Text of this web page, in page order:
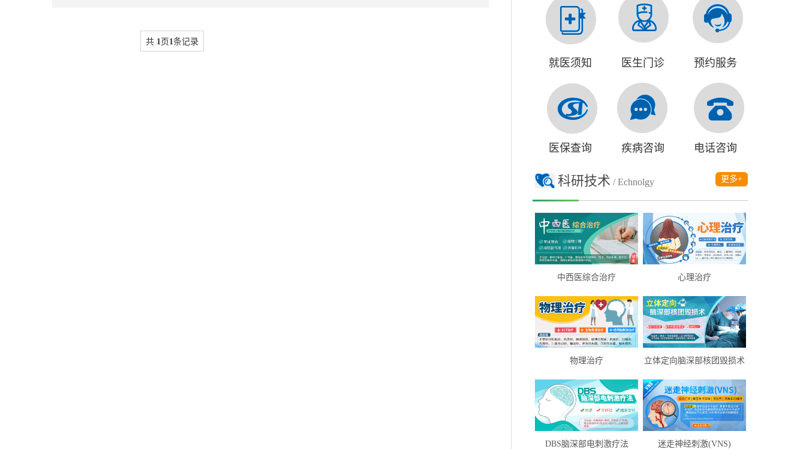
共 1页 1条记录
就医须知 医生门诊 预约服务
医保查询 疾病咨询 电话咨询
科研技术 / Echnolgy 更多+
中西医综合治疗 心理治疗
物理治疗 立体定向脑深部核团毁损术
DBS脑深部电刺激疗法 迷走神经刺激(VNS)